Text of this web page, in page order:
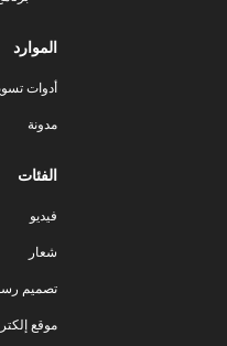
الموارد
أدوات
مدونة
الفئات
فيديو
شعار
تصميم
موقع